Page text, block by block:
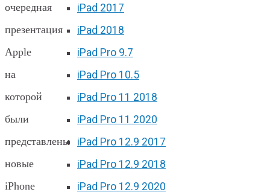
iPad 2017
iPad 2018
iPad Pro 9.7
iPad Pro 10.5
iPad Pro 11 2018
iPad Pro 11 2020
iPad Pro 12.9 2017
iPad Pro 12.9 2018
iPad Pro 12.9 2020
очередная
презентация
Apple
на
которой
были
представлены
новые
iPhone